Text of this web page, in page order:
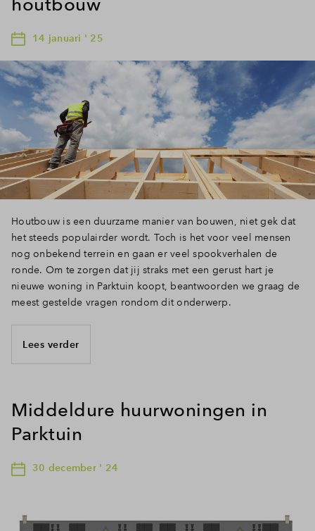
14 januari ' 25
Houtbouw is een duurzame manier van bouwen, niet gek dat
het steeds populairder wordt. Toch is het voor veel mensen
nog onbekend terrein en gaan er veel spookverhalen de
ronde. Om te zorgen dat jij straks met een gerust hart je
nieuwe woning in Parktuin koopt, beantwoorden we graag de
meest gestelde vragen rondom dit onderwerp.
Lees verder
Middeldure huurwoningen in
Parktuin
30 december ' 24